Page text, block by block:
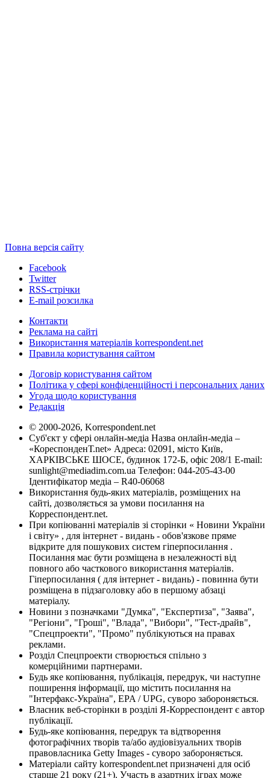
Повна версія сайту
Facebook
Twitter
RSS-стрічки
E-mail розсилка
Контакти
Реклама на сайті
Використання матеріалів korrespondent.net
Правила користування сайтом
Договір користування сайтом
Політика у сфері конфіденційності і персональних даних
Угода щодо користування
Редакція
© 2000-2026, Korrespondent.net
Суб'єкт у сфері онлайн-медіа Назва онлайн-медіа –
«КореспонденТ.net» Адреса: 02091, місто Київ,
ХАРКІВСЬКЕ ШОСЕ, будинок 172-Б, офіс 208/1 E-mail:
sunlight@mediadim.com.ua Телефон: 044-205-43-00
Ідентифікатор медіа – R40-06068
Використання будь-яких матеріалів, розміщених на
сайті, дозволяється за умови посилання на
Корреспондент.net.
При копіюванні матеріалів зі сторінки « Новини України
і світу» , для інтернет - видань - обов'язкове пряме
відкрите для пошукових систем гіперпосилання .
Посилання має бути розміщена в незалежності від
повного або часткового використання матеріалів.
Гіперпосилання ( для інтернет - видань) - повинна бути
розміщена в підзаголовку або в першому абзаці
матеріалу.
Новини з позначками "Думка", "Експертиза", "Заява",
"Регіони", "Гроші", "Влада", "Вибори", "Тест-драйв",
"Спецпроекти", "Промо" публікуються на правах
реклами.
Розділ Спецпроекти створюється спільно з
комерційними партнерами.
Будь яке копіювання, публікація, передрук, чи наступне
поширення інформації, що містить посилання на
"Інтерфакс-Україна", EPA / UPG, суворо забороняється.
Власник веб-сторінки в розділі Я-Корреспондент є автор
публікації.
Будь-яке копіювання, передрук та відтворення
фотографічних творів та/або аудіовізуальних творів
правовласника Getty Images - суворо забороняється.
Матеріали сайту korrespondent.net призначені для осіб
старше 21 року (21+). Участь в азартних іграх може